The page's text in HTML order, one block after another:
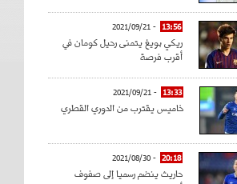
13:56
- 2021/09/21
ريكي بويغ يتمنى رحيل كومان في
أقرب فرصة
13:33
- 2021/09/21
خاميس يقترب من الدوري القطري
20:18
- 2021/08/30
حاريث ينضم رسميا إلى صفوف